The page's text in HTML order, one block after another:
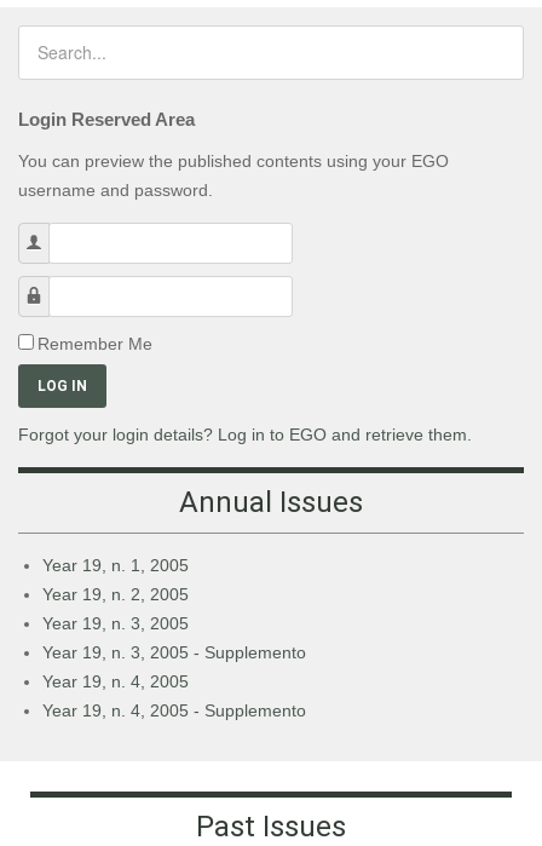
Login Reserved Area
You can preview the published contents using your EGO
username and password.
Remember Me
LOG IN
Forgot your login details? Log in to EGO and retrieve them.
Annual Issues
Year 19, n. 1, 2005
Year 19, n. 2, 2005
Year 19, n. 3, 2005
Year 19, n. 3, 2005 - Supplemento
Year 19, n. 4, 2005
Year 19, n. 4, 2005 - Supplemento
Past Issues